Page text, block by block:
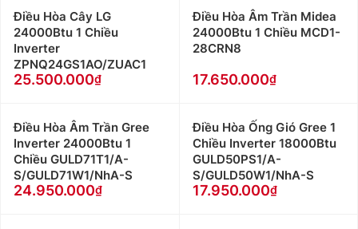
Điều Hòa Cây LG
24000Btu 1 Chiều
Inverter
ZPNQ24GS1AO/ZUAC1
25.500.000
Điều Hòa Âm Trần Midea
24000Btu 1 Chiều MCD1-
28CRN8
17.650.000
Điều Hòa Âm Trần Gree
Inverter 24000Btu 1
Chiều GULD71T1/A-
S/GULD71W1/NhA-S
24.950.000
Điều Hòa Ống Gió Gree 1
Chiều Inverter 18000Btu
GULD50PS1/A-
S/GULD50W1/NhA-S
17.950.000